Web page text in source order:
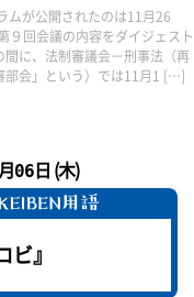
が公開されたのは11月26
９回会議の内容をダイジェスト
間に、法制審議会－刑事法（再
部会」という）では11月1 […]
月06日 (木)
ビ』